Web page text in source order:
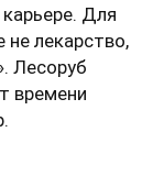
Для
не лекарство,
Лесоруб
времени